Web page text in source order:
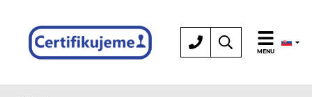
Certifikácia MENU